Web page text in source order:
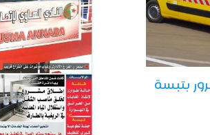
بتبسة